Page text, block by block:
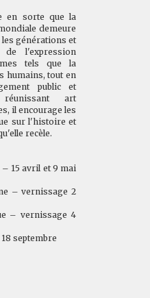
en sorte que la
demeure
générations et
l'expression
tels que la
humains, tout en
public et
art
il encourage les
sur l'histoire et
recèle.
15 avril et 9 mai
– vernissage 2
– vernissage 4
septembre